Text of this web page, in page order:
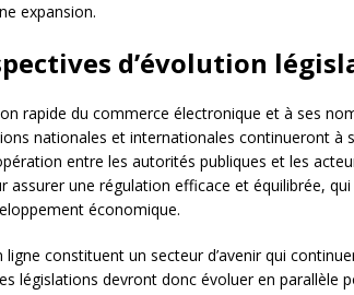
expansion.
d’évolution
rapide du commerce électronique et à ses
nationales et internationales continueront à
entre les autorités publiques et les
assurer une régulation efficace et équilibrée,
économique.
ligne constituent un secteur d’avenir qui
législations devront donc évoluer en parallèle